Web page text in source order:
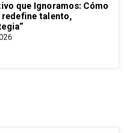
que Ignoramos: Cómo
talento,